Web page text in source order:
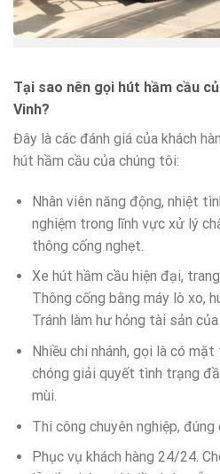
Tại sao nên gọi hút hầm cầu
Vinh?
Đây là các đánh giá của khách
hút hầm cầu của chúng tôi:
Nhân viên năng động, nhiệt
nghiệm trong lĩnh vực xử lý
thông cống nghẹt.
Xe hút hầm cầu hiện đại,
Thông cống bằng máy lò xo,
Tránh làm hư hỏng tài sản của
Nhiều chi nhánh, gọi là có
chóng giải quyết tình trạng
mùi.
Thi công chuyên nghiệp,
Phục vụ khách hàng 24/24.